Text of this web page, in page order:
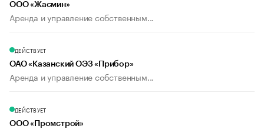
ООО «Жасмин»
Аренда и управление собственным...
ДЕЙСТВУЕТ
ОАО «Казанский ОЭЗ «Прибор»
Аренда и управление собственным...
ДЕЙСТВУЕТ
ООО «Промстрой»